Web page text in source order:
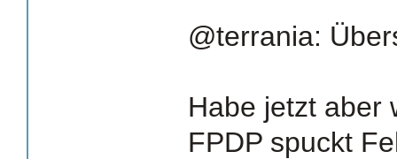
@terrania:
Habe jetzt aber
FPDP spuckt